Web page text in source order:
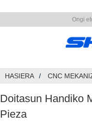
Ongi
HASIERA CNC
Doitasun Handiko
Pieza